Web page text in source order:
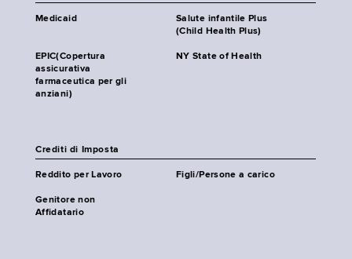
Medicaid
Salute infantile Plus
(Child Health Plus)
EPIC(Copertura
assicurativa
farmaceutica per gli
anziani)
NY State of Health
Crediti di Imposta
Reddito per Lavoro Figli/Persone a carico
Genitore non
Affidatario